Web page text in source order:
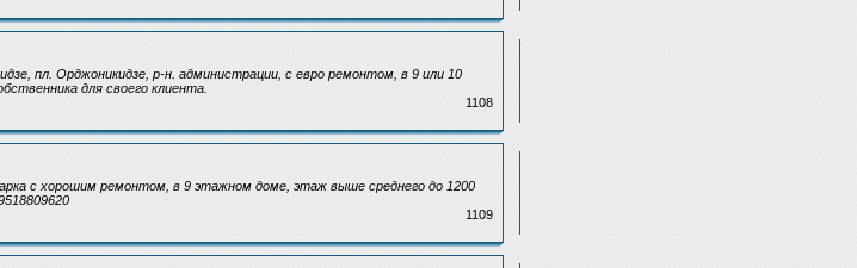
пл. Орджоникидзе, р-н. администрации, с евро ремонтом, в 9 или 10
для своего клиента.
1108
с хорошим ремонтом, в 9 этажном доме, этаж выше среднего до 1200
1109